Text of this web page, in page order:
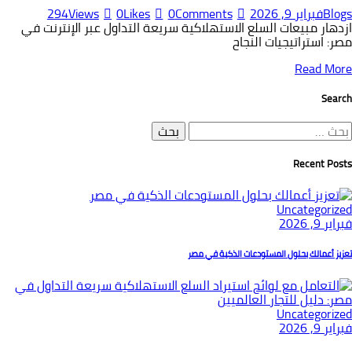
Blogsفبراير 9, 2026 294Views 0Likes 0Comments
ازدهار مبيعات السلع الاستهلاكية سريعة التداول عبر الإنترنت في
مصر: استراتيجيات النجاح
Read More
Search
البحث
عن:
Recent Posts
Uncategorized
فبراير 9, 2026
تعزيز أعمالك بحلول المستودعات الذكية في مصر
Uncategorized
فبراير 9, 2026